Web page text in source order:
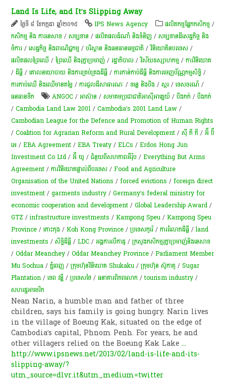
Land Is Life, and It’s Slipping Away
ថ្ងៃទី ៨ ខែកក្កដា ឆ្នាំ២០១៥ IPS News Agency ​ផលិតកម្ម​ផ្នែក​កសិកម្ម​ /
កសិកម្ម​ និង​ ការ​នេ​សាទ​ /សម្បទាន /ផលិតផលដំណាំ និងទំនិញ /សម្បទានដីសេដ្ឋកិច្ច និង
ចំការ /សេដ្ឋកិច្ច និងពាណិជ្ជកម្ម /បរិស្ថាន និងធនធានធម្មជាតិ /វិនិយោគិនបរទេស /
ផលិតផល​ព្រៃឈើ​ /ព្រៃឈើ និងរុក្ខាប្រមាញ់ /រដ្ឋាភិបាល /វិស័យឧស្សាហកម្ម /ការវិនិយោគ
/ដីធ្លី /គោលនយោបាយ និង​ការគ្រប់គ្រង​ដីធ្លី /ការកាន់កាប់​ដីធ្លី និង​ការចេញ​ប័ណ្ណកម្មសិទ្ធិ​ /
ការកាប់​ឈើ និង​ឈើ​មានតម្លៃ​ /ការជួលដីសាធារណៈ /ទន្លេ និងបឹង /​ស្ករ /ទេសចរណ៍ /
ធនធាន​ទឹក​
ANGOC /អាស៊ាន /សមាគមប្រជាជាតិអាស៊ីអាគ្នេយ៍ /បឹងកក់ /បឹងកក់
/Cambodia Land Law 2001 /Cambodia’s 2001 Land Law /
Cambodian League for the Defence and Promotion of Human Rights
/Coalition for Agrarian Reform and Rural Development /ស៊ី ភី ភី /អ៊ី ប៊ី
អេ /EBA Agreement /EBA Treaty /ELCs /Erdos Hong Jun
Investment Co Ltd /អ៊ី យូ /ជំនួយពីសហភាពអឺរ៉ុប /Everything But Arms
Agreement /ការវិនិយោគផ្ទាល់ពីបរទេស /Food and Agriculture
Organisation of the United Nations /forced evictions /foreign direct
investment /garments industry /Germany’s federal ministry for
economic cooperation and development /Global Leadership Award /
GTZ /infrastructure investments /Kampong Speu /Kampong Speu
Province /កោះកុង /Koh Kong Province /ប្រទេសកូរ៉េ /ការ​រំលោភ​ដីធ្លី​ /land
investments /សិទ្ធិ​ដីធ្លី /LDC /អង្គការលីកាដូ /ក្រសួងកសិកម្មរុក្ខាប្រមាញ់និងនេសាទ
/Oddar Meanchey /Oddar Meanchey Province /Parliament Member
Mu Sochua /ភ្នំពេញ /ក្រុមហ៊ុន​វិនិយោគ Shukaku /ក្រុមហ៊ុន ស៊ូកាគូ /Sugar
Plantation /ទេព វន្នី /ប្រទេសថៃ /ធនាគារពិភពលោក /tourism industry /
សហរដ្ឋអាមេរិក
Nean Narin, a humble man and father of three
children, says his family is going hungry. Narin lives
in the village of Boeung Kak, situated on the edge of
Cambodia’s capital, Phnom Penh. For years, he and
other villagers relied on the Boeung Kak Lake...
http://www.ipsnews.net/2013/02/land-is-life-and-its-
slipping-away/?
utm_source=dlvr.it&utm_medium=twitter